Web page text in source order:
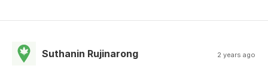
Suthanin Rujinarong 2 years ago